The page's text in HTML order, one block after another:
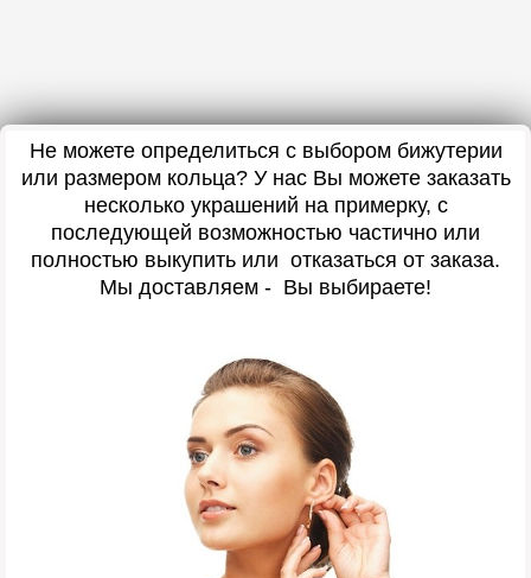
Не можете определиться с выбором бижутерии
или размером кольца? У нас Вы можете заказать
несколько украшений на примерку, с
последующей возможностью частично или
полностью выкупить или отказаться от заказа.
Мы доставляем - Вы выбираете!